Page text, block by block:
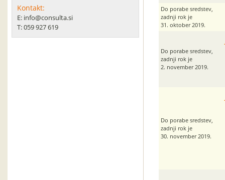
Kontakt:
E: info@consulta.si
T: 059 927 619
Do porabe sredstev,
zadnji rok je
31. oktober 2019.
Do porabe sredstev,
zadnji rok je
2. november 2019.
Do porabe sredstev,
zadnji rok je
30. november 2019.